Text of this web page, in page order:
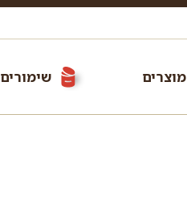
מוצרים שימורים